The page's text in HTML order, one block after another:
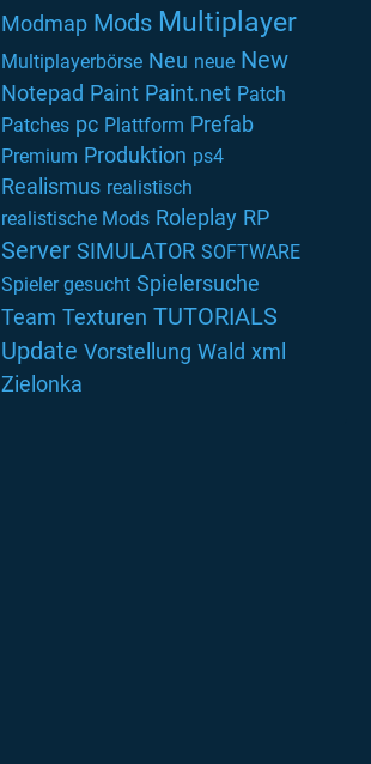
Modmap Mods Multiplayer
Multiplayerbörse Neu neue New
Notepad Paint Paint.net Patch
Patches pc Plattform Prefab
Premium Produktion ps4
Realismus realistisch
realistische Mods Roleplay RP
Server SIMULATOR SOFTWARE
Spieler gesucht Spielersuche
Team Texturen TUTORIALS
Update Vorstellung Wald xml
Zielonka